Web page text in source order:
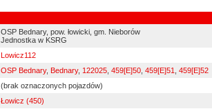
OSP Bednary, pow. łowicki, gm. Nieborów
Jednostka w KSRG
Lowicz112
OSP Bednary, Bednary, 122025 459[E]50 459[E]51
459[E]52
(brak oznaczonych pojazdów)
Łowicz (450)